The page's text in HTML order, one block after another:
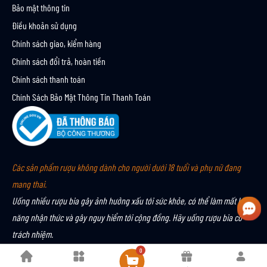
0
Bảo mật thông tin
Điều khoản sử dụng
Chính sách giao, kiểm hàng
Chính sách đổi trả, hoàn tiền
Chính sách thanh toán
Chính Sách Bảo Mật Thông Tin Thanh Toán
Các sản phẩm rượu không dành cho người dưới 18 tuổi và phụ nữ đang
mang thai.
Uống nhiều rượu bia gây ảnh hưởng xấu tới sức khỏe, có thể làm mất khả
năng nhận thức và gây nguy hiểm tới cộng đồng. Hãy uống rượu bia có
trách nhiệm.
Bản quyền © 2024 MALT & CO